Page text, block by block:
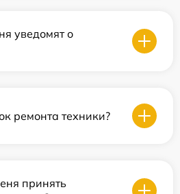
уведомят о
ремонта техники?
принять